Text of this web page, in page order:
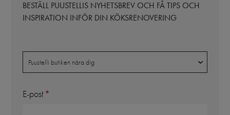
BESTÄLL PUUSTELLIS NYHETSBREV OCH FÅ TIPS OCH
INSPIRATION INFÖR DIN KÖKSRENOVERING
Puustelli butiken nära dig
E-post